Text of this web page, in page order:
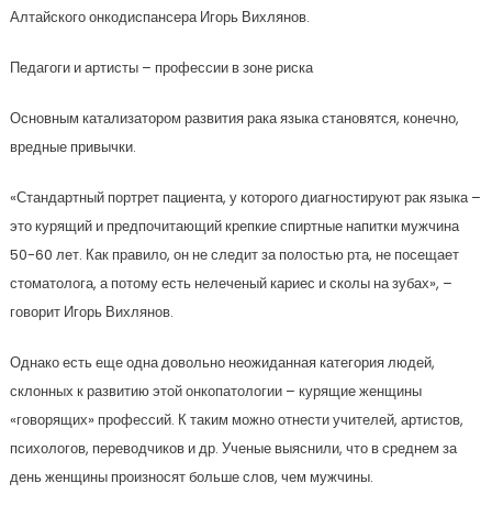
Алтайского онкодиспансера Игорь Вихлянов.
Педагоги и артисты – профессии в зоне риска
Основным катализатором развития рака языка становятся, конечно,
вредные привычки.
«Стандартный портрет пациента, у которого диагностируют рак языка –
это курящий и предпочитающий крепкие спиртные напитки мужчина
50-60 лет. Как правило, он не следит за полостью рта, не посещает
стоматолога, а потому есть нелеченый кариес и сколы на зубах», –
говорит Игорь Вихлянов.
Однако есть еще одна довольно неожиданная категория людей,
склонных к развитию этой онкопатологии – курящие женщины
«говорящих» профессий. К таким можно отнести учителей, артистов,
психологов, переводчиков и др. Ученые выяснили, что в среднем за
день женщины произносят больше слов, чем мужчины.